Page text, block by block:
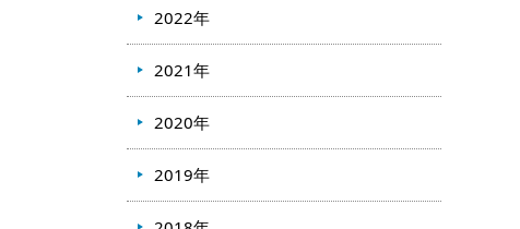
2022年
2021年
2020年
2019年